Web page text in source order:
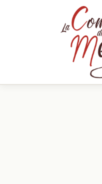
Passer au contenu